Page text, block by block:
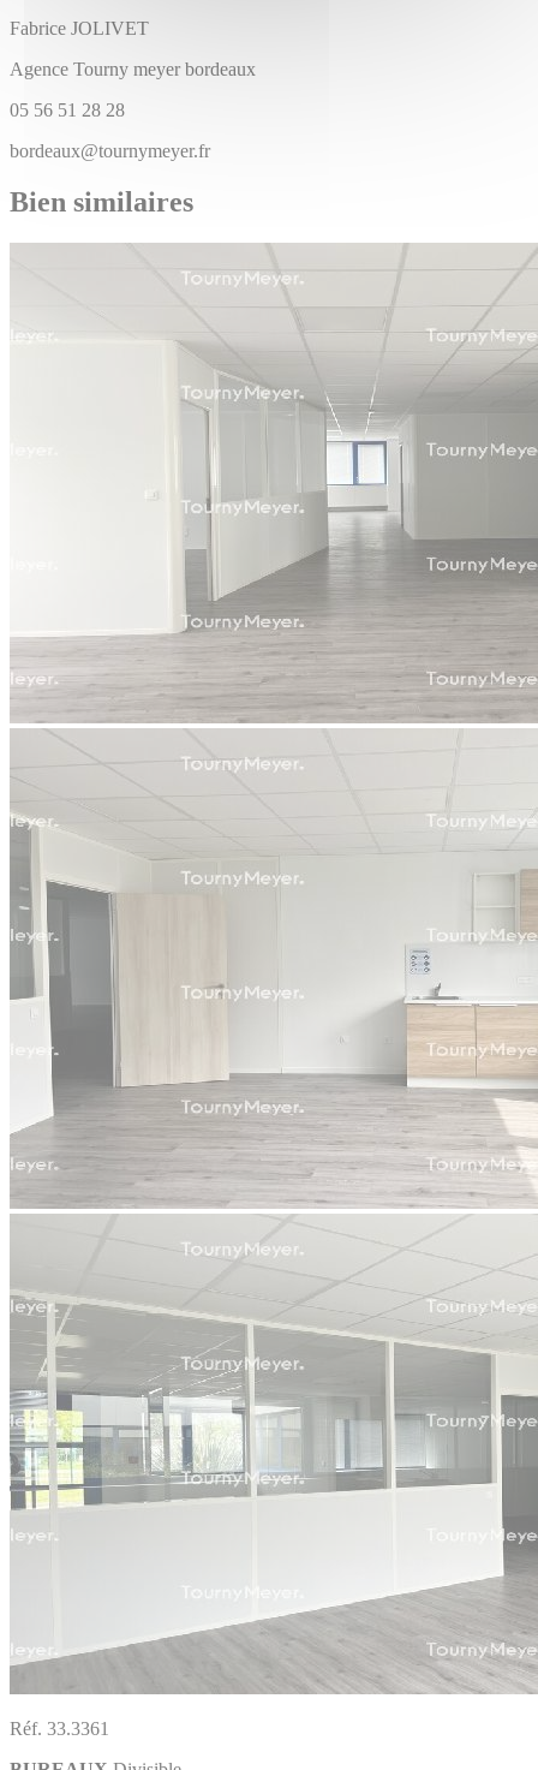
Fabrice JOLIVET
Agence Tourny meyer bordeaux
05 56 51 28 28
bordeaux@tournymeyer.fr
Bien similaires
Réf. 33.3361